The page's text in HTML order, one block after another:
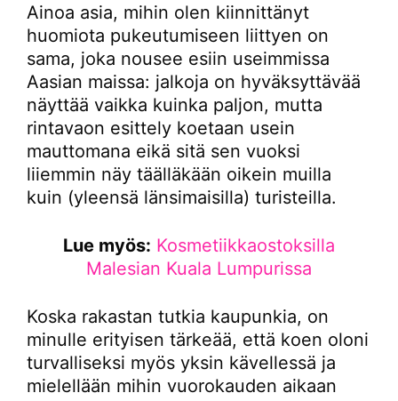
Ainoa asia, mihin olen kiinnittänyt
huomiota pukeutumiseen liittyen on
sama, joka nousee esiin useimmissa
Aasian maissa: jalkoja on hyväksyttävää
näyttää vaikka kuinka paljon, mutta
rintavaon esittely koetaan usein
mauttomana eikä sitä sen vuoksi
liiemmin näy täälläkään oikein muilla
kuin (yleensä länsimaisilla) turisteilla.
Lue myös: Kosmetiikkaostoksilla
Malesian Kuala Lumpurissa
Koska rakastan tutkia kaupunkia, on
minulle erityisen tärkeää, että koen oloni
turvalliseksi myös yksin kävellessä ja
mielellään mihin vuorokauden aikaan